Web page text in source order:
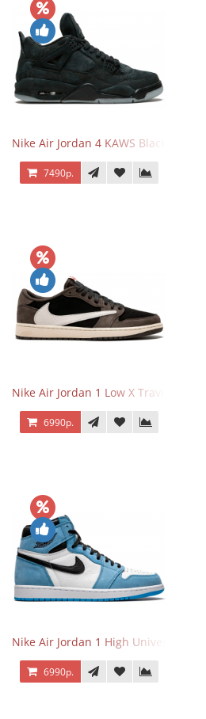
Nike Air Jordan 4 KAWS Black
7490р.
Nike Air Jordan 1 Low X Travis Scott
6990р.
Nike Air Jordan 1 High University Blue
6990р.